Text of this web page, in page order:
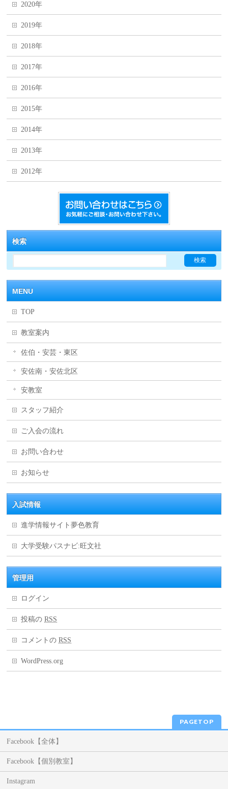
2020年
2019年
2018年
2017年
2016年
2015年
2014年
2013年
2012年
検索
MENU
TOP
教室案内
佐伯・安芸・東区
安佐南・安佐北区
安教室
スタッフ紹介
ご入会の流れ
お問い合わせ
お知らせ
入試情報
進学情報サイト夢色教育
大学受験パスナビ:旺文社
管理用
ログイン
投稿のRSS
コメントのRSS
WordPress.org
PAGETOP
Facebook【全体】
Facebook【個別教室】
Instagram